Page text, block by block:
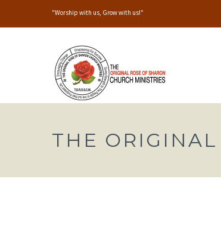
"Worship with us, Grow with us!"
THE